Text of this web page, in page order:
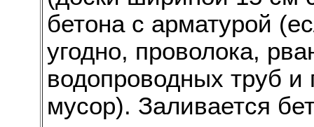
бетона с арматурой
угодно, проволока,
водопроводных труб и
мусор). Заливается